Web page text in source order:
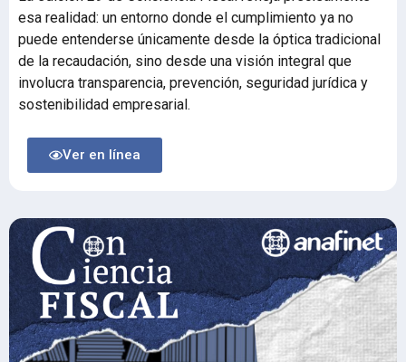
esa realidad: un entorno donde el cumplimiento ya no
puede entenderse únicamente desde la óptica tradicional
de la recaudación, sino desde una visión integral que
involucra transparencia, prevención, seguridad jurídica y
sostenibilidad empresarial.
Ver en línea